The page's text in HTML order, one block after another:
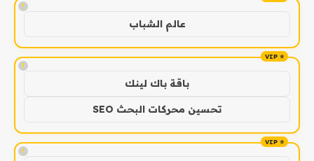
!
عالم الشباب
!
باقة باك لينك
تحسين محركات البحث SEO
!